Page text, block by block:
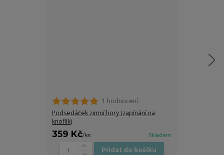
1 hodnocení
Podsedáček zimní hory (zapínání na
knoflík)
359 Kč/ks Skladem
Přidat do košíku